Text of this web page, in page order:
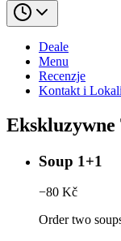
Deale
Menu
Recenzje
Kontakt i
Ekskluzywne
Soup 1+1
−80 Kč
Order two